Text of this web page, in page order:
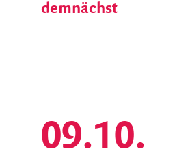
demnächst
09.10.